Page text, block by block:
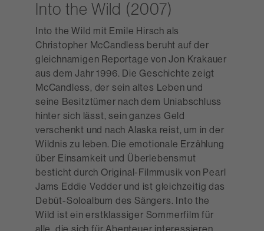
Into the Wild (2007)
Into the Wild mit Emile Hirsch als
Christopher McCandless beruht auf der
gleichnamigen Reportage von Jon Krakauer
aus dem Jahr 1996. Die Geschichte zeigt
McCandless, der sein altes Leben und
seine Besitztümer nach dem Uniabschluss
hinter sich lässt, sein ganzes Geld
verschenkt und nach Alaska reist, um in der
Wildnis zu leben. Die emotionale Erzählung
über Einsamkeit und Überlebensmut
besticht durch Original-Filmmusik von Pearl
Jams Eddie Vedder und ist gleichzeitig das
Debüt-Soloalbum des Sängers. Into the
Wild ist ein erstklassiger Sommerfilm für